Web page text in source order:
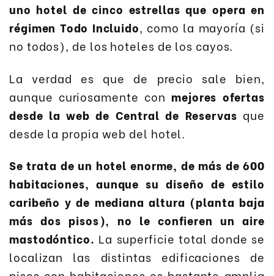
uno hotel de cinco estrellas que opera en
régimen Todo Incluido, como la mayoría (si
no todos), de los hoteles de los cayos.
La verdad es que de precio sale bien,
aunque curiosamente con mejores ofertas
desde la web de Central de Reservas que
desde la propia web del hotel.
Se trata de un hotel enorme, de más de 600
habitaciones, aunque su diseño de estilo
caribeño y de mediana altura (planta baja
más dos pisos), no le confieren un aire
mastodóntico. La superficie total donde se
localizan las distintas edificaciones de